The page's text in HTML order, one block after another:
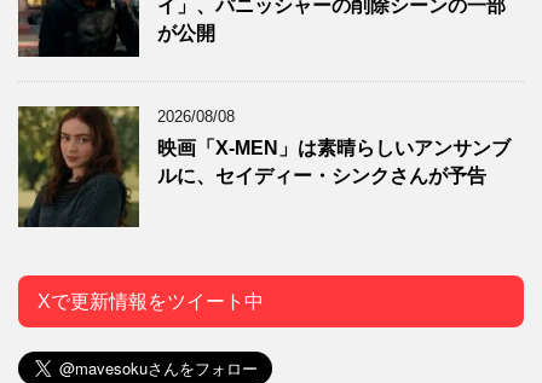
イ」、パニッシャーの削除シーンの一部
が公開
2026/08/08
映画「X-MEN」は素晴らしいアンサンブ
ルに、セイディー・シンクさんが予告
Xで更新情報をツイート中